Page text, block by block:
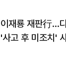
이재룡 재판行…
'사고 후 미조치'